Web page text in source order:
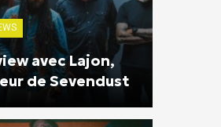
avec Lajon,
de Sevendust